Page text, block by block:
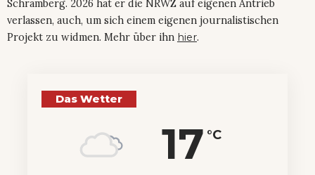
Schramberg. 2026 hat er die NRWZ auf eigenen Antrieb
verlassen, auch, um sich einem eigenen journalistischen
Projekt zu widmen. Mehr über ihn hier.
Das Wetter
17 °C